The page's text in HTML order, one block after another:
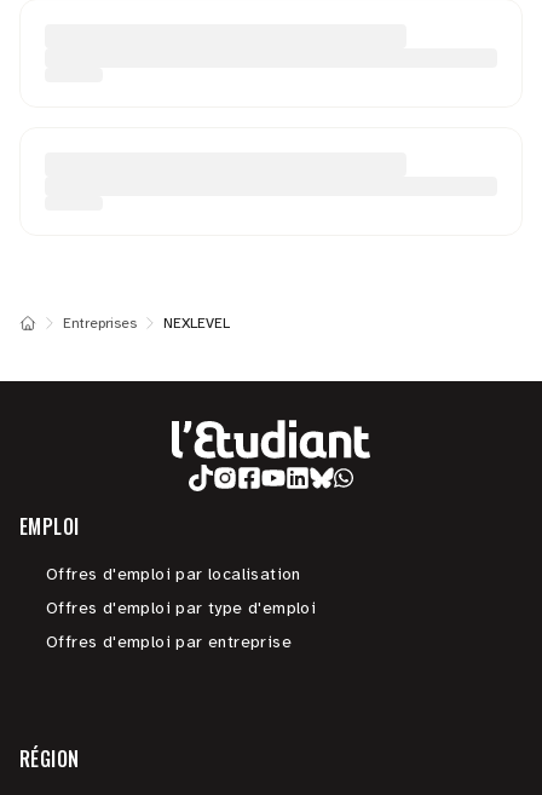
Entreprises NEXLEVEL
EMPLOI
Offres d'emploi par localisation
Offres d'emploi par type d'emploi
Offres d'emploi par entreprise
RÉGION